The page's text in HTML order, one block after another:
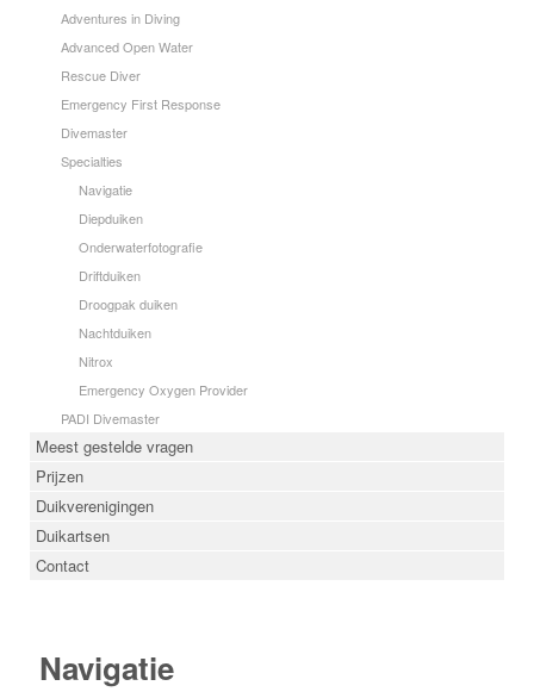
Adventures in Diving
Advanced Open Water
Rescue Diver
Emergency First Response
Divemaster
Specialties
Navigatie
Diepduiken
Onderwaterfotografie
Driftduiken
Droogpak duiken
Nachtduiken
Nitrox
Emergency Oxygen Provider
PADI Divemaster
Meest gestelde vragen
Prijzen
Duikverenigingen
Duikartsen
Contact
Navigatie